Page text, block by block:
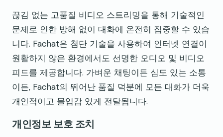
끊김 없는 고품질 비디오 스트리밍을 통해 기술적인
문제로 인한 방해 없이 대화에 온전히 집중할 수 있습
니다. Fachat은 첨단 기술을 사용하여 인터넷 연결이
원활하지 않은 환경에서도 선명한 오디오 및 비디오
피드를 제공합니다. 가벼운 채팅이든 심도 있는 소통
이든, Fachat의 뛰어난 품질 덕분에 모든 대화가 더욱
개인적이고 몰입감 있게 전달됩니다.
개인정보 보호 조치